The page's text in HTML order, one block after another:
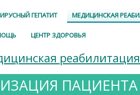
ГЕПАТИТ МЕДИЦИНСКАЯ
ЦЕНТР ЗДОРОВЬЯ
реабилитация
ПАЦИЕНТА